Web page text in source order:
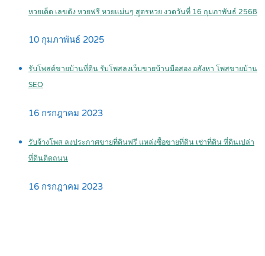
หวยเด็ด เลขดัง หวยฟรี หวยแม่นๆ สูตรหวย งวดวันที่ 16 กุมภาพันธ์ 2568
10 กุมภาพันธ์ 2025
รับโพสต์ขายบ้านที่ดิน รับโพสลงเว็บขายบ้านมือสอง อสังหา โพสขายบ้าน
SEO
16 กรกฎาคม 2023
รับจ้างโพส ลงประกาศขายที่ดินฟรี แหล่งซื้อขายที่ดิน เช่าที่ดิน ที่ดินเปล่า
ที่ดินติดถนน
16 กรกฎาคม 2023